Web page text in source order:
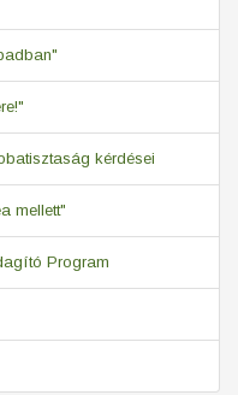
kérdései
mellett"
Program